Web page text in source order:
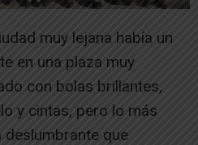
muy lejana había un
en una plaza muy
con bolas brillantes,
y cintas, pero lo más
deslumbrante que